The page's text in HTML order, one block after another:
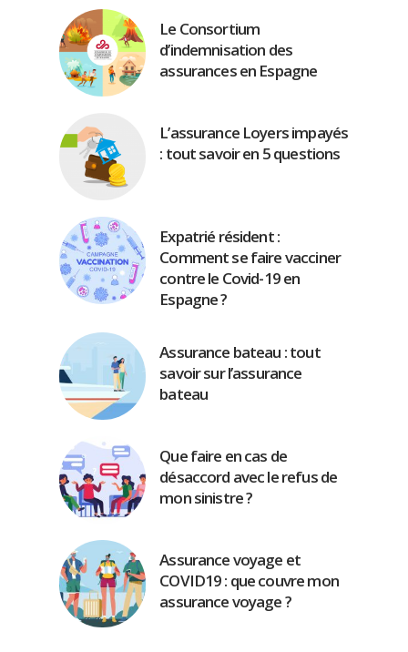
Le Consortium
d’indemnisation des
assurances en Espagne
L’assurance Loyers impayés
: tout savoir en 5 questions
Expatrié résident :
Comment se faire vacciner
contre le Covid-19 en
Espagne ?
Assurance bateau : tout
savoir sur l’assurance
bateau
Que faire en cas de
désaccord avec le refus de
mon sinistre ?
Assurance voyage et
COVID19 : que couvre mon
assurance voyage ?